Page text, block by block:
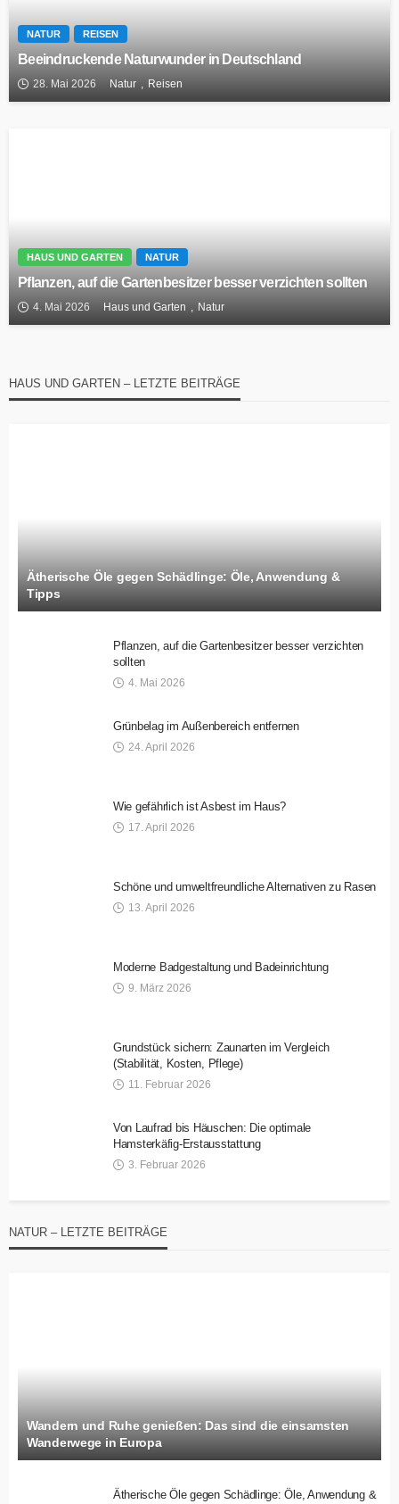
NATUR REISEN
Beeindruckende Naturwunder in Deutschland
28. Mai 2026 Natur Reisen
HAUS UND GARTEN NATUR
Pflanzen, auf die Gartenbesitzer besser verzichten sollten
4. Mai 2026 Haus und Garten Natur
HAUS UND GARTEN – LETZTE BEITRÄGE
Ätherische Öle gegen Schädlinge: Öle, Anwendung &
Tipps
Pflanzen, auf die Gartenbesitzer besser verzichten
sollten
4. Mai 2026
Grünbelag im Außenbereich entfernen
24. April 2026
Wie gefährlich ist Asbest im Haus?
17. April 2026
Schöne und umweltfreundliche Alternativen zu Rasen
13. April 2026
Moderne Badgestaltung und Badeinrichtung
9. März 2026
Grundstück sichern: Zaunarten im Vergleich
(Stabilität, Kosten, Pflege)
11. Februar 2026
Von Laufrad bis Häuschen: Die optimale
Hamsterkäfig-Erstausstattung
3. Februar 2026
NATUR – LETZTE BEITRÄGE
Wandern und Ruhe genießen: Das sind die einsamsten
Wanderwege in Europa
Ätherische Öle gegen Schädlinge: Öle, Anwendung &